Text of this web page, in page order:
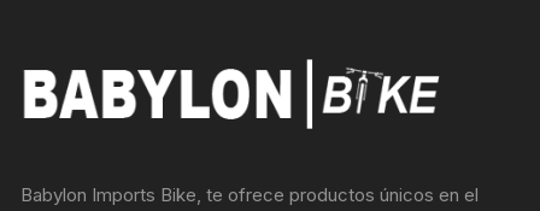
Babylon Imports Bike, te ofrece productos únicos en el